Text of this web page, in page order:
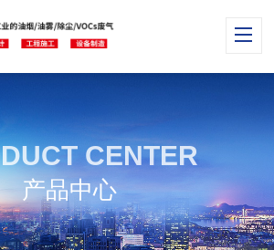
CENTER
产品中心